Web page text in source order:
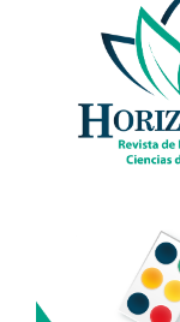
artículo